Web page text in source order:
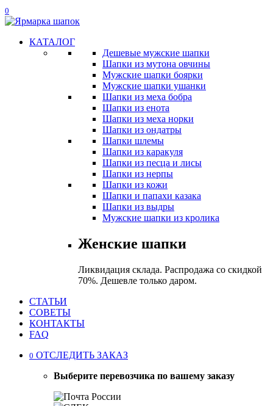
0
КАТАЛОГ
Дешевые мужские шапки
Шапки из мутона овчины
Мужские шапки боярки
Мужские шапки ушанки
Шапки из меха бобра
Шапки из енота
Шапки из меха норки
Шапки из ондатры
Шапки шлемы
Шапки из каракуля
Шапки из песца и лисы
Шапки из нерпы
Шапки из кожи
Шапки и папахи казака
Шапки из выдры
Мужские шапки из кролика
Женские шапки
Ликвидация склада. Распродажа со скидкой
70%. Дешевле только даром.
СТАТЬИ
СОВЕТЫ
КОНТАКТЫ
FAQ
0 ОТСЛЕДИТЬ ЗАКАЗ
Выберите перевозчика по вашему заказу